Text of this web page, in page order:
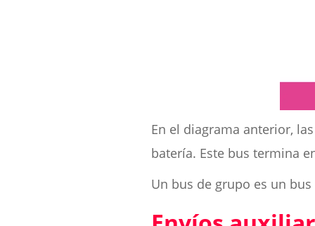
En el diagrama anterior,
batería. Este bus termina
Un bus de grupo es un